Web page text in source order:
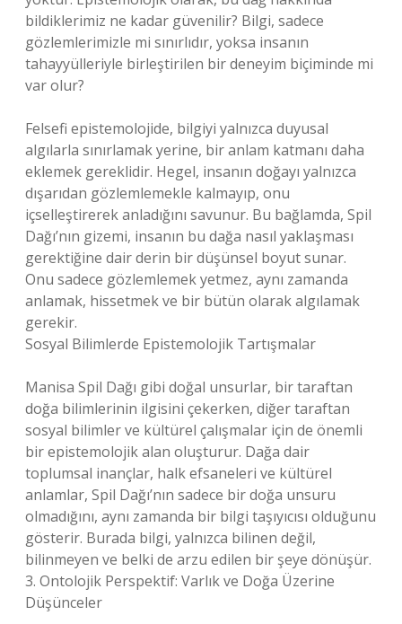
bildiklerimiz ne kadar güvenilir? Bilgi, sadece
gözlemlerimizle mi sınırlıdır, yoksa insanın
tahayyülleriyle birleştirilen bir deneyim biçiminde mi
var olur?
Felsefi epistemolojide, bilgiyi yalnızca duyusal
algılarla sınırlamak yerine, bir anlam katmanı daha
eklemek gereklidir. Hegel, insanın doğayı yalnızca
dışarıdan gözlemlemekle kalmayıp, onu
içselleştirerek anladığını savunur. Bu bağlamda, Spil
Dağı’nın gizemi, insanın bu dağa nasıl yaklaşması
gerektiğine dair derin bir düşünsel boyut sunar.
Onu sadece gözlemlemek yetmez, aynı zamanda
anlamak, hissetmek ve bir bütün olarak algılamak
gerekir.
Sosyal Bilimlerde Epistemolojik Tartışmalar
Manisa Spil Dağı gibi doğal unsurlar, bir taraftan
doğa bilimlerinin ilgisini çekerken, diğer taraftan
sosyal bilimler ve kültürel çalışmalar için de önemli
bir epistemolojik alan oluşturur. Dağa dair
toplumsal inançlar, halk efsaneleri ve kültürel
anlamlar, Spil Dağı’nın sadece bir doğa unsuru
olmadığını, aynı zamanda bir bilgi taşıyıcısı olduğunu
gösterir. Burada bilgi, yalnızca bilinen değil,
bilinmeyen ve belki de arzu edilen bir şeye dönüşür.
3. Ontolojik Perspektif: Varlık ve Doğa Üzerine
Düşünceler